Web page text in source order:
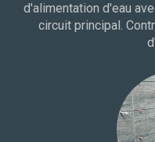
d'alimentation d'eau
circuit principal.